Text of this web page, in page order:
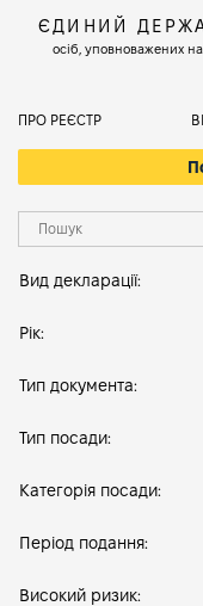
ЄДИНИЙ
осіб, уповноважених
ПРО РЕЄСТР
Вид декларації:
Рік:
Тип документа:
Тип посади:
Категорія посади:
Період подання:
Високий ризик: